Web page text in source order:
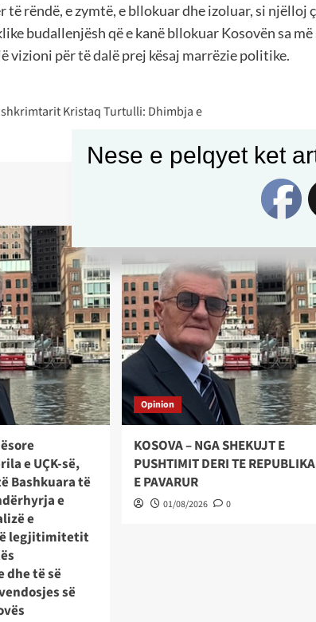
të rëndë, e zymtë, e bllokuar dhe izoluar, si njëlloj
budallenjësh që e kanë bllokuar Kosovën sa
vizioni për të dalë prej kësaj marrëzie politike.
Kristaq Turtulli: Dhimbja e
e UÇK-së,
Bashkuara të
e
e
legjitimitetit
dhe të së
së
Opinion
KOSOVA – NGA SHEKUJT E
PUSHTIMIT DERI TE REPUBLIKA
E PAVARUR
01/08/2026 0
Nese e pelqyet ket